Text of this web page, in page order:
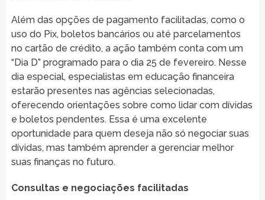
Além das opções de pagamento facilitadas, como o
uso do Pix, boletos bancários ou até parcelamentos
no cartão de crédito, a ação também conta com um
“Dia D” programado para o dia 25 de fevereiro. Nesse
dia especial, especialistas em educação financeira
estarão presentes nas agências selecionadas,
oferecendo orientações sobre como lidar com dívidas
e boletos pendentes. Essa é uma excelente
oportunidade para quem deseja não só negociar suas
dívidas, mas também aprender a gerenciar melhor
suas finanças no futuro.
Consultas e negociações facilitadas